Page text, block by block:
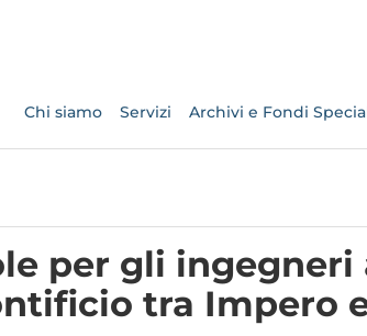
Chi siamo Servizi Archivi e Fondi
per gli ingegneri
tra Impero